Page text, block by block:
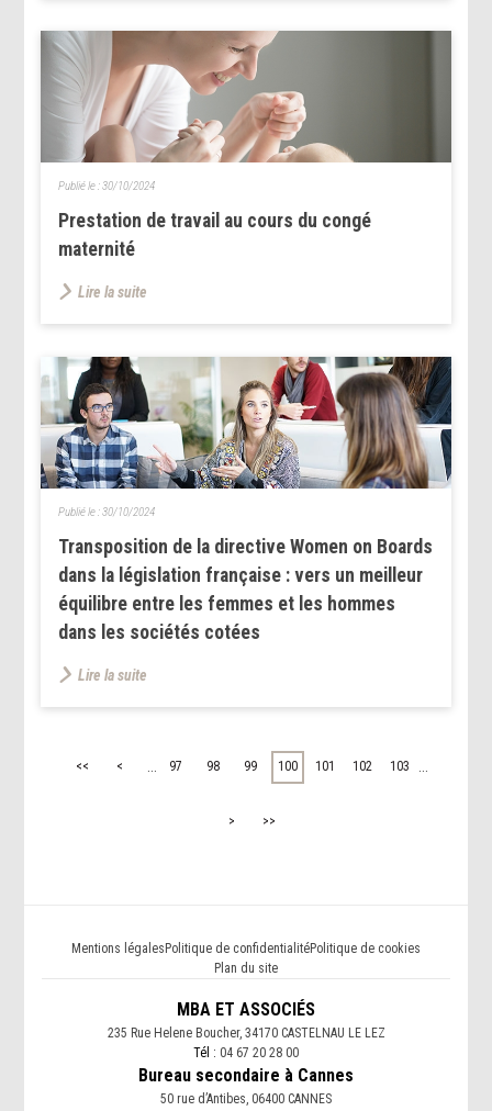
Prestation de travail au cours du congé
maternité
Publié le :30/10/2024
Lire la suite
Transposition de la directive Women on Boards
dans la législation française : vers un meilleur
équilibre entre les femmes et les hommes
dans les sociétés cotées
Publié le :30/10/2024
Lire la suite
<< < 97 98 99 100 101 102 103
> >>
Mentions légalesPolitique de confidentialitéPolitique de cookies
Plan du site
MBA ET ASSOCIÉS
235 Rue Helene Boucher, 34170 CASTELNAU LE LEZ
Tél : 04 67 20 28 00
Bureau secondaire à Cannes
50 rue d’Antibes, 06400 CANNES